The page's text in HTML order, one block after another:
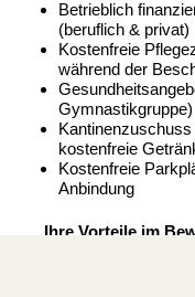
Betrieblich
(beruflich & privat)
Kostenfreie
während der
Gymnastikgruppe)
kostenfreie
Kostenfreie
Anbindung
Ihre Vorteile im